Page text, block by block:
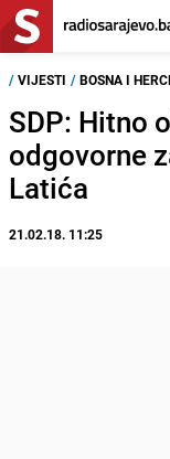
/ VIJESTI / BOSNA I
SDP: Hitno
odgovorne
Latića
21.02.18. 11:25